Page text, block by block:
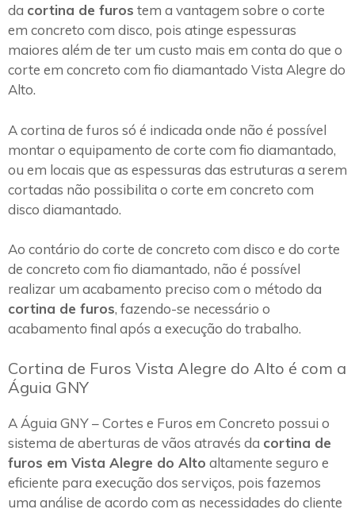
da cortina de furos tem a vantagem sobre o corte
em concreto com disco, pois atinge espessuras
maiores além de ter um custo mais em conta do que o
corte em concreto com fio diamantado Vista Alegre do
Alto.
A cortina de furos só é indicada onde não é possível
montar o equipamento de corte com fio diamantado,
ou em locais que as espessuras das estruturas a serem
cortadas não possibilita o corte em concreto com
disco diamantado.
Ao contário do corte de concreto com disco e do corte
de concreto com fio diamantado, não é possível
realizar um acabamento preciso com o método da
cortina de furos, fazendo-se necessário o
acabamento final após a execução do trabalho.
Cortina de Furos Vista Alegre do Alto é com a
Águia GNY
A Águia GNY – Cortes e Furos em Concreto possui o
sistema de aberturas de vãos através da cortina de
furos em Vista Alegre do Alto altamente seguro e
eficiente para execução dos serviços, pois fazemos
uma análise de acordo com as necessidades do cliente